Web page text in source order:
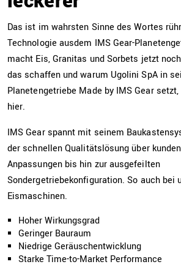
Das ist im wahrsten Sinne des Wortes
Technologie ausdem IMS Gear-
macht Eis, Granitas und Sorbets jetzt
das schaffen und warum Ugolini SpA in
Planetengetriebe Made by IMS Gear
hier.
IMS Gear spannt mit seinem
der schnellen Qualitätslösung über
Anpassungen bis hin zur ausgefeilten
Sondergetriebekonfiguration. So auch bei
Eismaschinen.
Hoher Wirkungsgrad
Geringer Bauraum
Niedrige Geräuschentwicklung
Starke Time-to-Market Performance